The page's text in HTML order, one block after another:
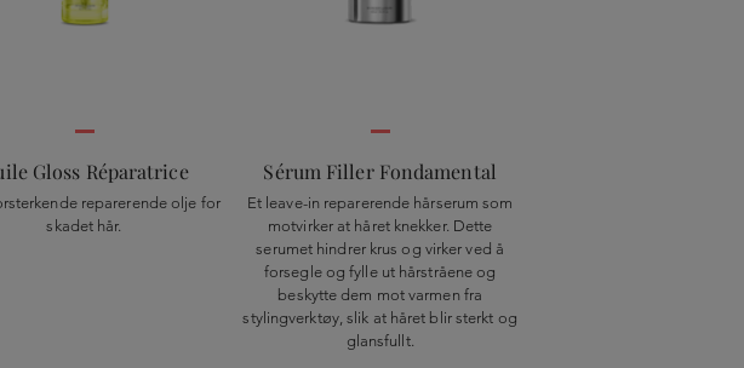
Gloss Réparatrice
reparerende olje for
skadet hår.
Sérum Filler Fondamental
Et leave-in reparerende hårserum som
motvirker at håret knekker. Dette
serumet hindrer krus og virker ved å
forsegle og fylle ut hårstråene og
beskytte dem mot varmen fra
stylingverktøy, slik at håret blir sterkt og
glansfullt.